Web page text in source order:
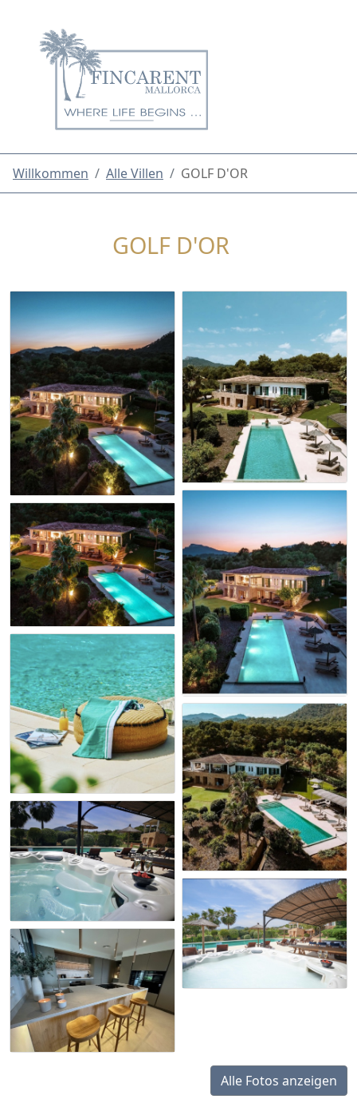
Willkommen Alle Villen GOLF D'OR
GOLF D'OR
Alle Fotos anzeigen